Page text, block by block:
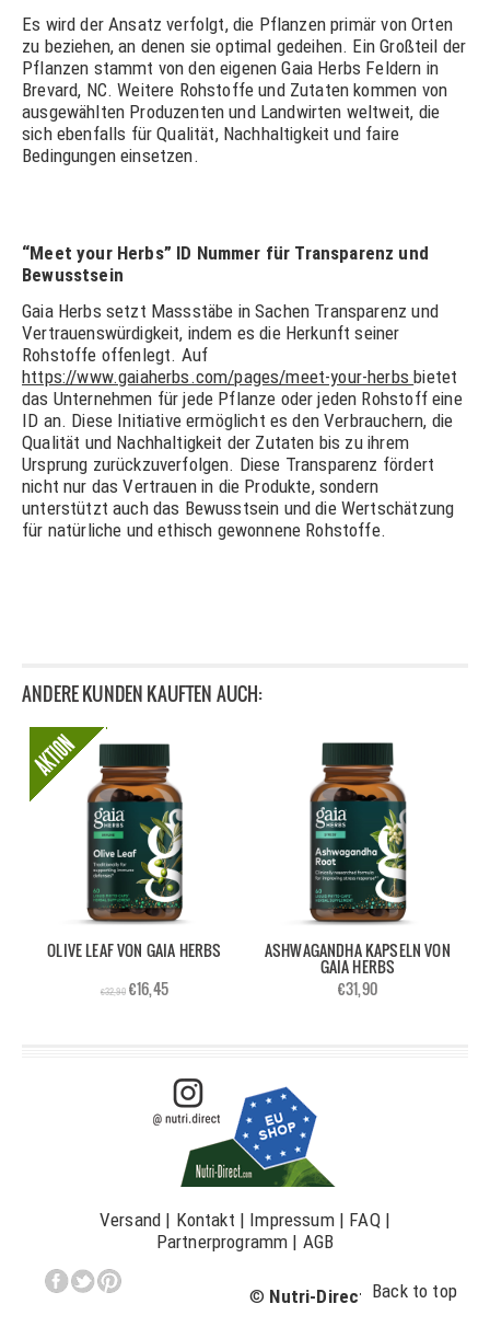
Back to top
Es wird der Ansatz verfolgt, die Pflanzen primär von Orten
zu beziehen, an denen sie optimal gedeihen. Ein Großteil der
Pflanzen stammt von den eigenen Gaia Herbs Feldern in
Brevard, NC. Weitere Rohstoffe und Zutaten kommen von
ausgewählten Produzenten und Landwirten weltweit, die
sich ebenfalls für Qualität, Nachhaltigkeit und faire
Bedingungen einsetzen.
“Meet your Herbs” ID Nummer für Transparenz und
Bewusstsein
Gaia Herbs setzt Massstäbe in Sachen Transparenz und
Vertrauenswürdigkeit, indem es die Herkunft seiner
Rohstoffe offenlegt. Auf
https://www.gaiaherbs.com/pages/meet-your-herbsbietet
das Unternehmen für jede Pflanze oder jeden Rohstoff eine
ID an. Diese Initiative ermöglicht es den Verbrauchern, die
Qualität und Nachhaltigkeit der Zutaten bis zu ihrem
Ursprung zurückzuverfolgen. Diese Transparenz fördert
nicht nur das Vertrauen in die Produkte, sondern
unterstützt auch das Bewusstsein und die Wertschätzung
für natürliche und ethisch gewonnene Rohstoffe.
ANDERE KUNDEN KAUFTEN AUCH:
OLIVE LEAF VON GAIA HERBS
€32,90€16,45
ASHWAGANDHA KAPSELN VON
GAIA HERBS
€31,90
Versand | Kontakt | Impressum| FAQ|
Partnerprogramm | AGB
© Nutri-Direct.com2023